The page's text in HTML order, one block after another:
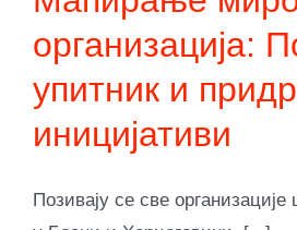
организација:
упитник и
иницијативи
Позивају се све